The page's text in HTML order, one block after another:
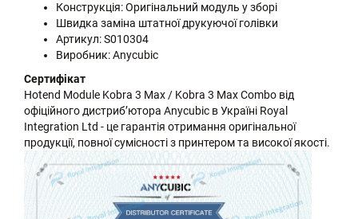
Конструкція: Оригінальний модуль у зборі
Швидка заміна штатної друкуючої голівки
Артикул: S010304
Виробник: Anycubic
Сертифікат
Hotend Module Kobra 3 Max / Kobra 3 Max Combo від
офіційного дистриб’ютора Anycubic в Україні Royal
Integration Ltd - це гарантія отримання оригінальної
продукції, повної сумісності з принтером та високої якості.